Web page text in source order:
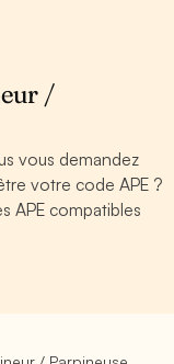
/
vous demandez
votre code APE ?
APE compatibles